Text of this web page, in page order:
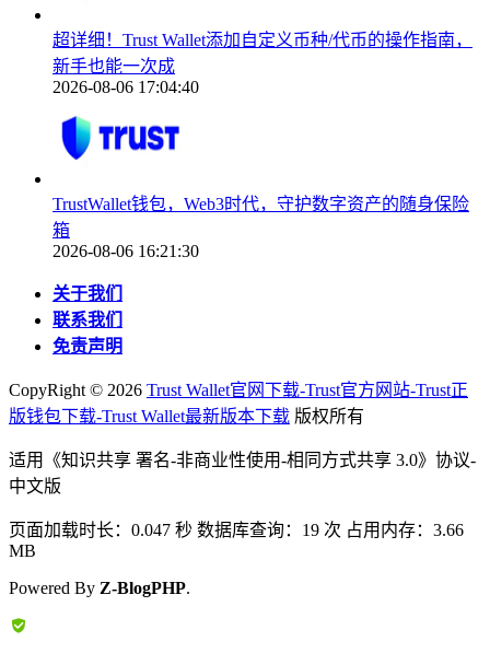
超详细！Trust Wallet添加自定义币种/代币的操作指南，
新手也能一次成
2026-08-06 17:04:40
TrustWallet钱包，Web3时代，守护数字资产的随身保险
箱
2026-08-06 16:21:30
关于我们
联系我们
免责声明
CopyRight © 2026 Trust Wallet官网下载-Trust官方网站-Trust正
版钱包下载-Trust Wallet最新版本下载 版权所有
适用《知识共享 署名-非商业性使用-相同方式共享 3.0》协议-
中文版
页面加载时长：0.047 秒 数据库查询：19 次 占用内存：3.66
MB
Powered By Z-BlogPHP.